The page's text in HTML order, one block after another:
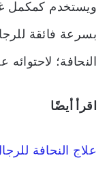
ويستخدم كمكمل
بسرعة فائقة
النحافة؛
اقرأ أيضًا
علاج النحافة للرجال